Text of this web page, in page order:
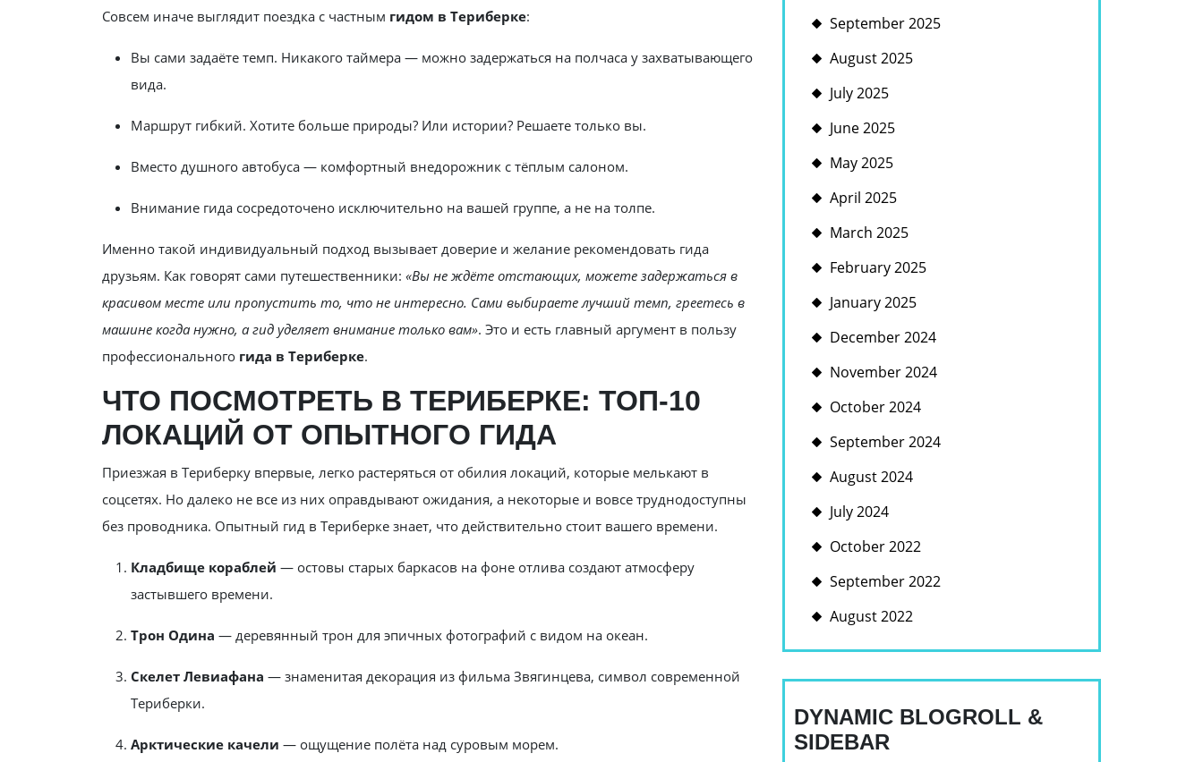
Совсем иначе выглядит поездка с частным гидом в Териберке:
Вы сами задаёте темп. Никакого таймера — можно задержаться на полчаса у захватывающего
вида.
Маршрут гибкий. Хотите больше природы? Или истории? Решаете только вы.
Вместо душного автобуса — комфортный внедорожник с тёплым салоном.
Внимание гида сосредоточено исключительно на вашей группе, а не на толпе.
Именно такой индивидуальный подход вызывает доверие и желание рекомендовать гида
друзьям. Как говорят сами путешественники: «Вы не ждёте отстающих, можете задержаться в
красивом месте или пропустить то, что не интересно. Сами выбираете лучший темп, греетесь в
машине когда нужно, а гид уделяет внимание только вам». Это и есть главный аргумент в пользу
профессионального гида в Териберке.
ЧТО ПОСМОТРЕТЬ В ТЕРИБЕРКЕ: ТОП-10
ЛОКАЦИЙ ОТ ОПЫТНОГО ГИДА
Приезжая в Териберку впервые, легко растеряться от обилия локаций, которые мелькают в
соцсетях. Но далеко не все из них оправдывают ожидания, а некоторые и вовсе труднодоступны
без проводника. Опытный гид в Териберке знает, что действительно стоит вашего времени.
Кладбище кораблей — остовы старых баркасов на фоне отлива создают атмосферу
застывшего времени.
Трон Одина — деревянный трон для эпичных фотографий с видом на океан.
Скелет Левиафана — знаменитая декорация из фильма Звягинцева, символ современной
Териберки.
Арктические качели — ощущение полёта над суровым морем.
September 2025
August 2025
July 2025
June 2025
May 2025
April 2025
March 2025
February 2025
January 2025
December 2024
November 2024
October 2024
September 2024
August 2024
July 2024
October 2022
September 2022
August 2022
DYNAMIC BLOGROLL &
SIDEBAR